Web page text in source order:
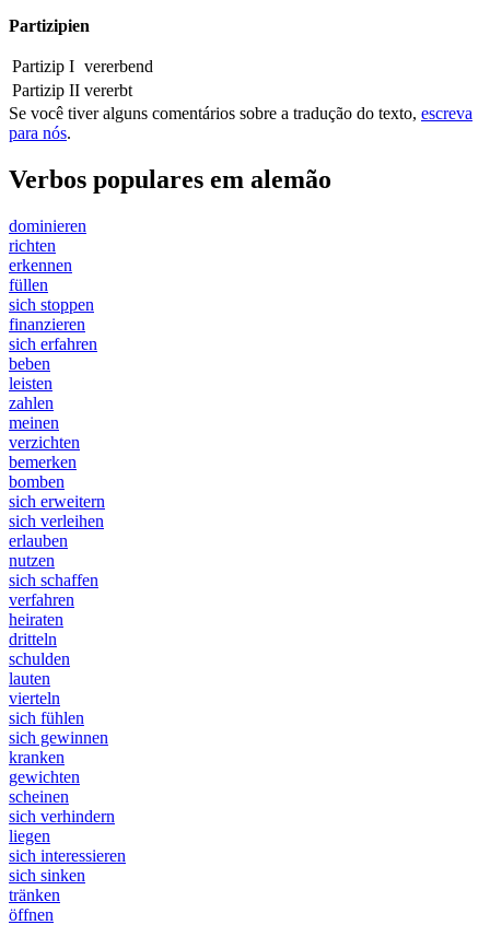
Partizipien
Partizip I vererbend
Partizip II vererbt
Se você tiver alguns comentários sobre a tradução do texto, escreva
para nós.
Verbos populares em alemão
dominieren
richten
erkennen
füllen
sich stoppen
finanzieren
sich erfahren
beben
leisten
zahlen
meinen
verzichten
bemerken
bomben
sich erweitern
sich verleihen
erlauben
nutzen
sich schaffen
verfahren
heiraten
dritteln
schulden
lauten
vierteln
sich fühlen
sich gewinnen
kranken
gewichten
scheinen
sich verhindern
liegen
sich interessieren
sich sinken
tränken
öffnen